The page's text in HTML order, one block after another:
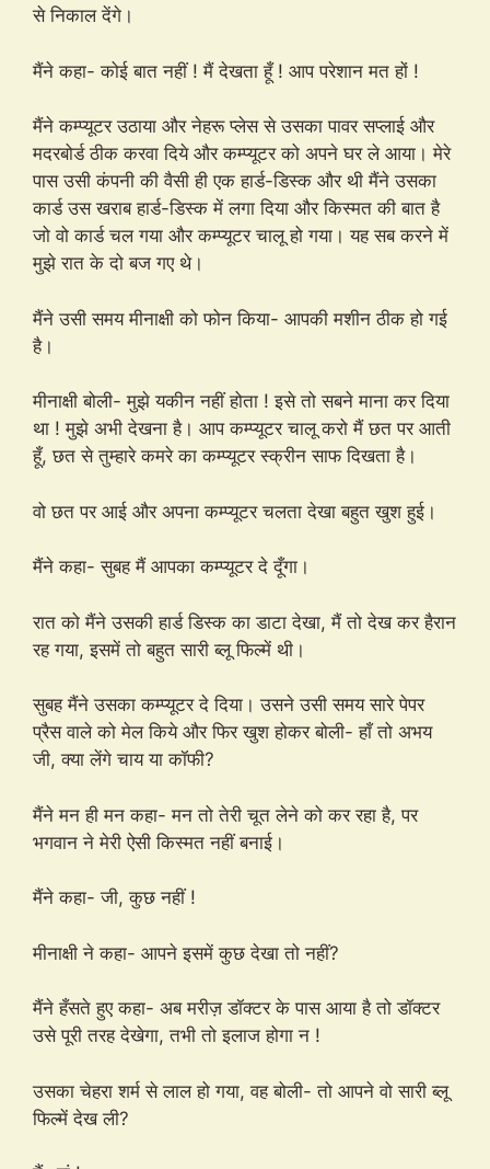
से निकाल देंगे।
मैंने कहा- कोई बात नहीं ! मैं देखता हूँ ! आप परेशान मत हों !
मैंने कम्प्यूटर उठाया और नेहरू प्लेस से उसका पावर सप्लाई और
मदरबोर्ड ठीक करवा दिये और कम्प्यूटर को अपने घर ले आया। मेरे
पास उसी कंपनी की वैसी ही एक हार्ड-डिस्क और थी मैंने उसका
कार्ड उस खराब हार्ड-डिस्क में लगा दिया और किस्मत की बात है
जो वो कार्ड चल गया और कम्प्यूटर चालू हो गया। यह सब करने में
मुझे रात के दो बज गए थे।
मैंने उसी समय मीनाक्षी को फोन किया- आपकी मशीन ठीक हो गई
है।
मीनाक्षी बोली- मुझे यकीन नहीं होता ! इसे तो सबने माना कर दिया
था ! मुझे अभी देखना है। आप कम्प्यूटर चालू करो मैं छत पर आती
हूँ, छत से तुम्हारे कमरे का कम्प्यूटर स्क्रीन साफ दिखता है।
वो छत पर आई और अपना कम्प्यूटर चलता देखा बहुत खुश हुई।
मैंने कहा- सुबह मैं आपका कम्प्यूटर दे दूँगा।
रात को मैंने उसकी हार्ड डिस्क का डाटा देखा, मैं तो देख कर हैरान
रह गया, इसमें तो बहुत सारी ब्लू फिल्में थी।
सुबह मैंने उसका कम्प्यूटर दे दिया। उसने उसी समय सारे पेपर
प्रैस वाले को मेल किये और फिर खुश होकर बोली- हाँ तो अभय
जी, क्या लेंगे चाय या कॉफी?
मैंने मन ही मन कहा- मन तो तेरी चूत लेने को कर रहा है, पर
भगवान ने मेरी ऐसी किस्मत नहीं बनाई।
मैंने कहा- जी, कुछ नहीं !
मीनाक्षी ने कहा- आपने इसमें कुछ देखा तो नहीं?
मैंने हँसते हुए कहा- अब मरीज़ डॉक्टर के पास आया है तो डॉक्टर
उसे पूरी तरह देखेगा, तभी तो इलाज होगा न !
उसका चेहरा शर्म से लाल हो गया, वह बोली- तो आपने वो सारी ब्लू
फिल्में देख ली?